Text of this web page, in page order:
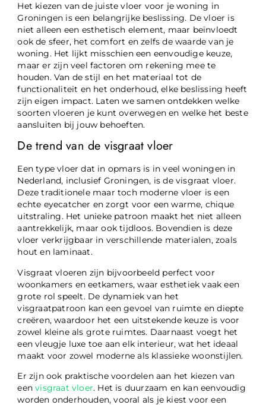
Het kiezen van de juiste vloer voor je woning in
Groningen is een belangrijke beslissing. De vloer is
niet alleen een esthetisch element, maar beïnvloedt
ook de sfeer, het comfort en zelfs de waarde van je
woning. Het lijkt misschien een eenvoudige keuze,
maar er zijn veel factoren om rekening mee te
houden. Van de stijl en het materiaal tot de
functionaliteit en het onderhoud, elke beslissing heeft
zijn eigen impact. Laten we samen ontdekken welke
soorten vloeren je kunt overwegen en welke het beste
aansluiten bij jouw behoeften.
De trend van de visgraat vloer
Een type vloer dat in opmars is in veel woningen in
Nederland, inclusief Groningen, is de visgraat vloer.
Deze traditionele maar toch moderne vloer is een
echte eyecatcher en zorgt voor een warme, chique
uitstraling. Het unieke patroon maakt het niet alleen
aantrekkelijk, maar ook tijdloos. Bovendien is deze
vloer verkrijgbaar in verschillende materialen, zoals
hout en laminaat.
Visgraat vloeren zijn bijvoorbeeld perfect voor
woonkamers en eetkamers, waar esthetiek vaak een
grote rol speelt. De dynamiek van het
visgraatpatroon kan een gevoel van ruimte en diepte
creëren, waardoor het een uitstekende keuze is voor
zowel kleine als grote ruimtes. Daarnaast voegt het
een vleugje luxe toe aan elk interieur, wat het ideaal
maakt voor zowel moderne als klassieke woonstijlen.
Er zijn ook praktische voordelen aan het kiezen van
eenvisgraat vloer. Het is duurzaam en kan eenvoudig
worden onderhouden, vooral als je kiest voor een